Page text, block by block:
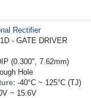
Rectifier
- GATE DRIVER
(0.300", 7.62mm)
Hole
-40°C ~ 125°C (TJ)
~ 15.6V